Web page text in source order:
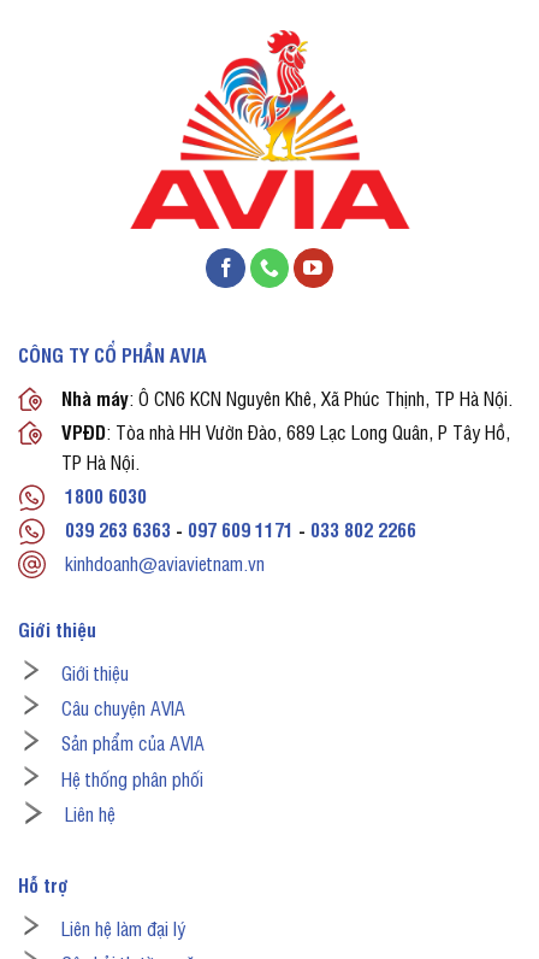
CÔNG TY CỔ PHẦN AVIA
Nhà máy: Ô CN6 KCN Nguyên Khê, Xã Phúc Thịnh, TP Hà Nội.
VPĐD: Tòa nhà HH Vườn Đào, 689 Lạc Long Quân, P Tây Hồ,
TP Hà Nội.
1800 6030
039 263 6363 - 097 609 1171 - 033 802 2266
kinhdoanh@aviavietnam.vn
Giới thiệu
Giới thiệu
Câu chuyện AVIA
Sản phẩm của AVIA
Hệ thống phân phối
Liên hệ
Hỗ trợ
Liên hệ làm đại lý